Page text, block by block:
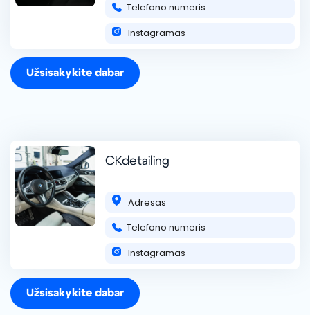
Blackline Detailing
Mes esame Blackline Detailing, degame aistra
kad jūsų automobilis atrodytų nepriekaištingai tarsi iš salono!
Atliekame cheminį salono valym
+370 675 45480
DeepShine Detailing
Sveiki atvykę į DeepShine Detailing! Specializuojamės
profesionaliose automobilių estetikos paslaugose – nuo
daugiau. Mūsų tikslas – išryškin
Telefono numeris
Instagramas
Užsisakykite dabar
CKdetailing
Adresas
Telefono numeris
Instagramas
Užsisakykite dabar